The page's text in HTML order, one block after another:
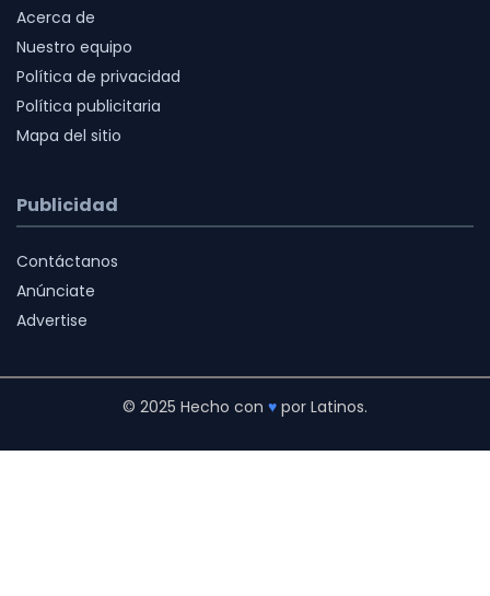
Acerca de
Nuestro equipo
Política de privacidad
Política publicitaria
Mapa del sitio
Publicidad
Contáctanos
Anúnciate
Advertise
© 2025 Hecho con ♥ por Latinos.